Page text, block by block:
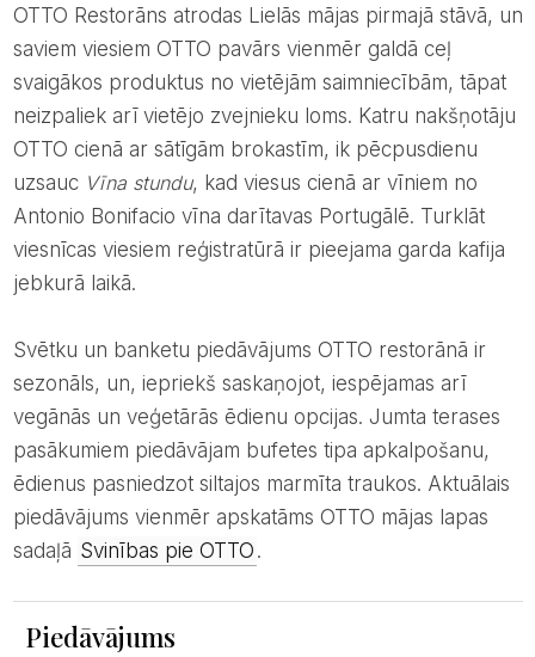
OTTO Restorāns atrodas Lielās mājas pirmajā stāvā, un
saviem viesiem OTTO pavārs vienmēr galdā ceļ
svaigākos produktus no vietējām saimniecībām, tāpat
neizpaliek arī vietējo zvejnieku loms. Katru nakšņotāju
OTTO cienā ar sātīgām brokastīm, ik pēcpusdienu
uzsauc Vīna stundu, kad viesus cienā ar vīniem no
Antonio Bonifacio vīna darītavas Portugālē. Turklāt
viesnīcas viesiem reģistratūrā ir pieejama garda kafija
jebkurā laikā.
Svētku un banketu piedāvājums OTTO restorānā ir
sezonāls, un, iepriekš saskaņojot, iespējamas arī
vegānās un veģetārās ēdienu opcijas. Jumta terases
pasākumiem piedāvājam bufetes tipa apkalpošanu,
ēdienus pasniedzot siltajos marmīta traukos. Aktuālais
piedāvājums vienmēr apskatāms OTTO mājas lapas
sadaļā Svinības pie OTTO .
Piedāvājums